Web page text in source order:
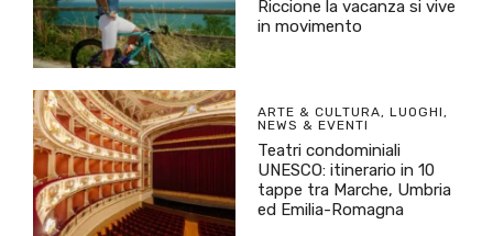
Riccione la vacanza si vive
in movimento
ARTE & CULTURA, LUOGHI,
NEWS & EVENTI
Teatri condominiali
UNESCO: itinerario in 10
tappe tra Marche, Umbria
ed Emilia-Romagna